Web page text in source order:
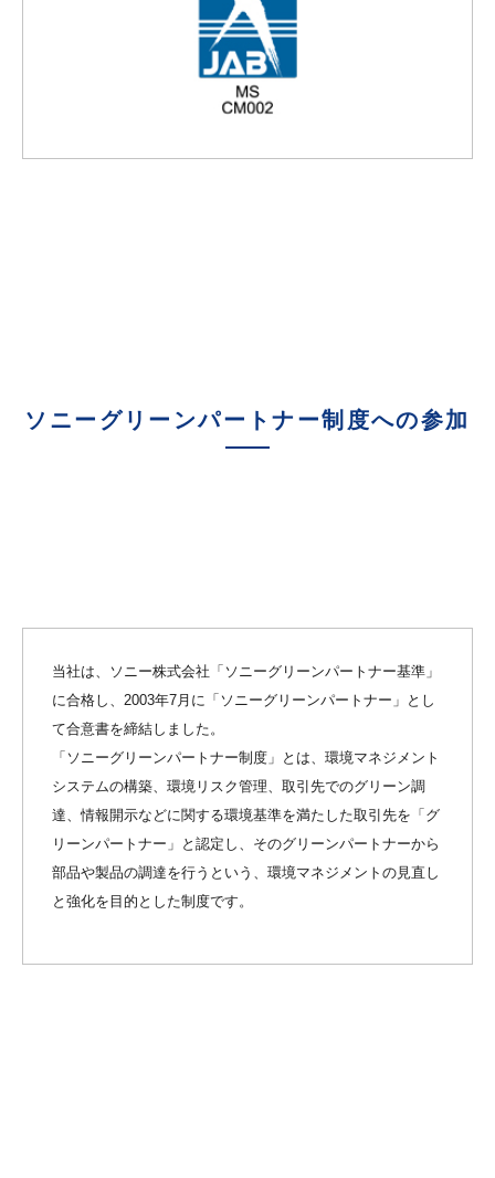
ソニーグリーンパートナー制度への参加
当社は、ソニー株式会社「ソニーグリーンパートナー基準」
に合格し、2003年7月に「ソニーグリーンパートナー」とし
て合意書を締結しました。
「ソニーグリーンパートナー制度」とは、環境マネジメント
システムの構築、環境リスク管理、取引先でのグリーン調
達、情報開示などに関する環境基準を満たした取引先を「グ
リーンパートナー」と認定し、そのグリーンパートナーから
部品や製品の調達を行うという、環境マネジメントの見直し
と強化を目的とした制度です。